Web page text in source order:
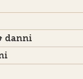
danni